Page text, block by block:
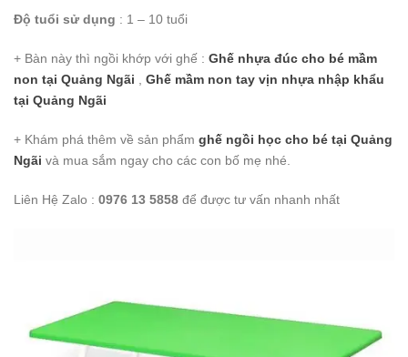
Độ tuổi sử dụng : 1 – 10 tuổi
+ Bàn này thì ngồi khớp với ghế : Ghế nhựa đúc cho bé mầm
non tại Quảng Ngãi
Ghế mầm non tay vịn nhựa nhập khẩu
tại Quảng Ngãi
+ Khám phá thêm về sản phẩm ghế ngồi học cho bé tại Quảng
Ngãi và mua sắm ngay cho các con bố mẹ nhé.
Liên Hệ Zalo : 0976 13 5858 để được tư vấn nhanh nhất